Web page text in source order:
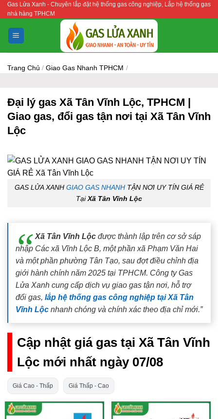
Bỏ
qua
nội
dung
Gas Lửa Xanh - Chuyên lắp đặt hệ thống gas công nghiệp, Lắp hệ thống gas
nhà hàng TPHCM
Trang Chủ / Giao Gas Nhanh TPHCM /
Đại lý gas Xã Tân Vĩnh Lộc, TPHCM |
Giao gas, đổi gas tận nơi tại Xã Tân Vĩnh
Lộc
GAS LỬA XANH GIAO GAS NHANHTẬN NƠI UY TÍN GIÁ RẺ
TạiXã Tân Vĩnh Lộc
Xã Tân Vĩnh Lộc được thành lập trên cơ sở sáp
nhập Các xã Vĩnh Lộc B, một phần xã Phạm Văn Hai
và một phần phường Tân Tạo, sau đợt điều chỉnh địa
giới hành chính năm 2025 tại TPHCM. Công ty Gas
Lửa Xanh cung cấp dịch vụ giao gas tận nơi, hỗ trợ
đổi gas, lắp hệ thống gas công nghiệp tại Xã Tân
Vĩnh Lộc nhanh chóng và chính xác theo địa chỉ mới.”
Cập nhật giá gas tại Xã Tân Vĩnh
Lộc mới nhất ngày 07/08
Giá Cao - Thấp Giá Thấp - Cao